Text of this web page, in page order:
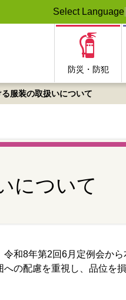
Select Language
防災・防犯
服装の取扱いについて
について
和8年第2回6月定例会か
の配慮を重視し、品位を